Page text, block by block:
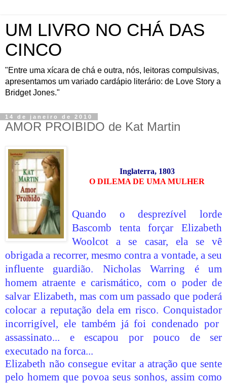
UM LIVRO NO CHÁ DAS
CINCO
"Entre uma xícara de chá e outra, nós, leitoras compulsivas,
apresentamos um variado cardápio literário: de Love Story a
Bridget Jones."
14 de janeiro de 2010
AMOR PROIBIDO de Kat Martin
Inglaterra, 1803
O DILEMA DE UMA MULHER
Quando o desprezível lorde
Bascomb tenta forçar Elizabeth
Woolcot a se casar, ela se vê
obrigada a recorrer, mesmo contra a vontade, a seu
influente guardião. Nicholas Warring é um
homem atraente e carismático, com o poder de
salvar Elizabeth, mas com um passado que poderá
colocar a reputação delaem risco. Conquistador
incorrigível, ele também já foi condenado por
assassinato... e escapou por pouco de ser
executado na forca...
Elizabeth não consegue evitar a atração que sente
pelo homem que povoa seus sonhos, assim como